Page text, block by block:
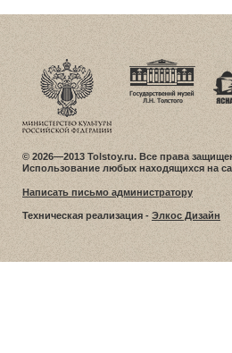
© 2026—2013 Tolstoy.ru. Все права
Использование любых находящихся на
Написать письмо администратору
Техническая реализация - Элкос Дизайн